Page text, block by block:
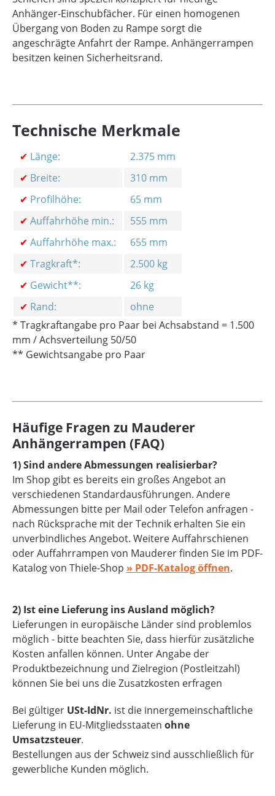
Anhänger-Einschubfächer. Für einen homogenen
Übergang von Boden zu Rampe sorgt die
angeschrägte Anfahrt der Rampe. Anhängerrampen
besitzen keinen Sicherheitsrand.
Technische Merkmale
✔ Länge:
2.375 mm
✔ Breite:
310 mm
✔ Profilhöhe:
65 mm
✔ Auffahrhöhe min.:
555 mm
✔ Auffahrhöhe max.:
655 mm
✔ Tragkraft*:
2.500 kg
✔ Gewicht**:
26 kg
✔ Rand:
ohne
* Tragkraftangabe pro Paar bei Achsabstand = 1.500
mm / Achsverteilung 50/50
** Gewichtsangabe pro Paar
Häufige Fragen zu Mauderer
Anhängerrampen (FAQ)
1) Sind andere Abmessungen realisierbar?
Im Shop gibt es bereits ein großes Angebot an
verschiedenen Standardausführungen. Andere
Abmessungen bitte per Mail oder Telefon anfragen -
nach Rücksprache mit der Technik erhalten Sie ein
unverbindliches Angebot. Weitere Auffahrschienen
oder Auffahrrampen von Mauderer finden Sie im PDF-
Katalog von Thiele-Shop » PDF-Katalog öffnen.
2) Ist eine Lieferung ins Ausland möglich?
Lieferungen in europäische Länder sind problemlos
möglich - bitte beachten Sie, dass hierfür zusätzliche
Kosten anfallen können. Unter Angabe der
Produktbezeichnung und Zielregion (Postleitzahl)
können Sie bei uns die Zusatzkosten erfragen
Bei gültiger USt-IdNr. ist die innergemeinschaftliche
Lieferung in EU-Mitgliedsstaaten ohne
Umsatzsteuer.
Bestellungen aus der Schweiz sind ausschließlich für
gewerbliche Kunden möglich.